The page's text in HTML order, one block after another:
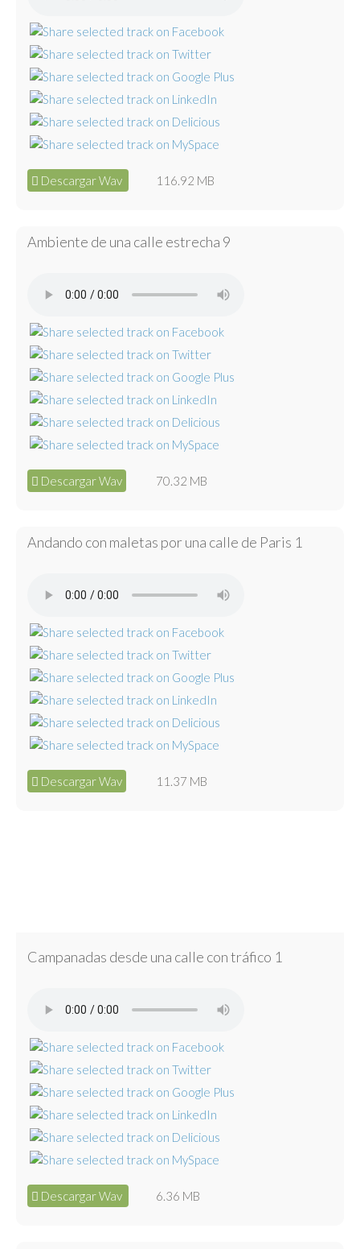
Descargar Wav 116.92 MB
Ambiente de una calle estrecha 9
Descargar Wav 70.32 MB
Andando con maletas por una calle de Paris 1
Descargar Wav 11.37 MB
Campanadas desde una calle con tráfico 1
Descargar Wav 6.36 MB